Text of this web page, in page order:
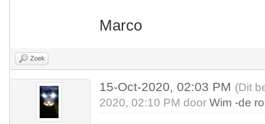
Marco
Zoek
15-Oct-2020, 02:03 PM (Dit
2020, 02:10 PM doorWim -de